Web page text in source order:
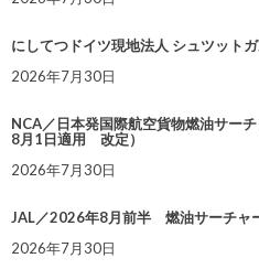
にしてつドイツ現地法人 シュツット
2026年7月30日
NCA／日本発国際航空貨物燃油サー
8月1日適用 改定）
2026年7月30日
JAL／2026年8月前半 燃油サーチャ
2026年7月30日